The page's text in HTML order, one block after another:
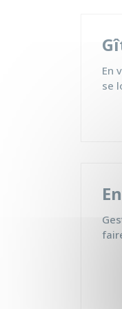
En
se